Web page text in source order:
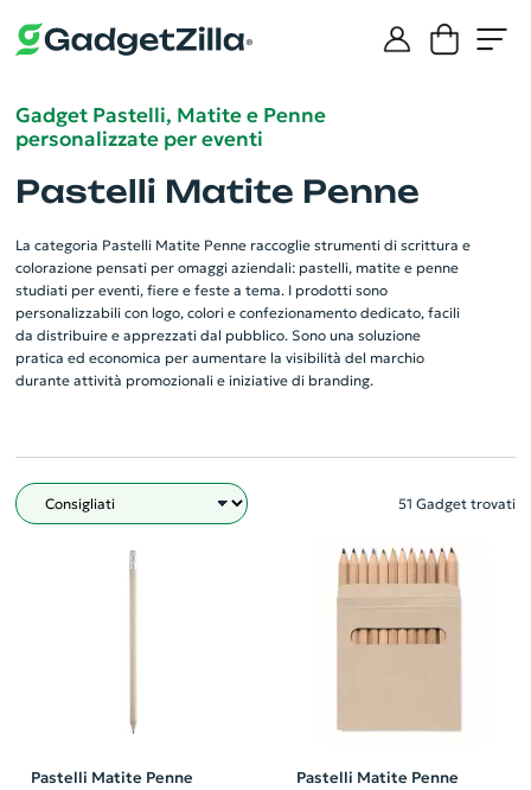
Gadget Pastelli, Matite e Penne
personalizzate per eventi
Pastelli Matite Penne
La categoria Pastelli Matite Penne raccoglie strumenti di scrittura e
colorazione pensati per omaggi aziendali: pastelli, matite e penne
studiati per eventi, fiere e feste a tema. I prodotti sono
personalizzabili con logo, colori e confezionamento dedicato, facili
da distribuire e apprezzati dal pubblico. Sono una soluzione
pratica ed economica per aumentare la visibilità del marchio
durante attività promozionali e iniziative di branding.
Filtro 51 Gadget trovati
Pastelli Matite Penne Pastelli Matite Penne